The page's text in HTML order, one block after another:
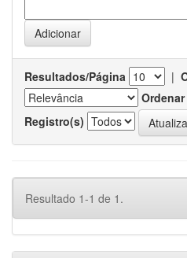
Resultados/Página |
Ordenar
Registro(s)
Resultado 1-1 de 1.